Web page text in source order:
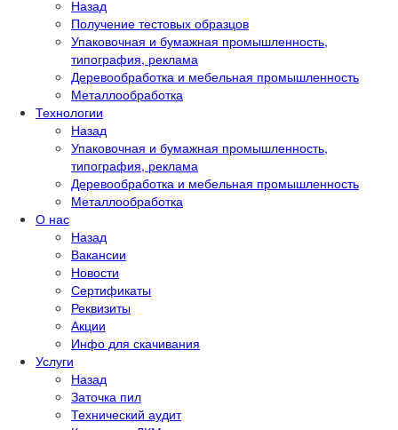
Назад
Получение тестовых образцов
Упаковочная и бумажная промышленность,
типография, реклама
Деревообработка и мебельная промышленность
Металлообработка
Технологии
Назад
Упаковочная и бумажная промышленность,
типография, реклама
Деревообработка и мебельная промышленность
Металлообработка
О нас
Назад
Вакансии
Новости
Сертификаты
Реквизиты
Акции
Инфо для скачивания
Услуги
Назад
Заточка пил
Технический аудит